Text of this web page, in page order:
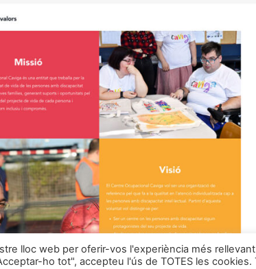
lloc web per oferir-vos l'experiència més
ho tot", accepteu l'ús de TOTES les